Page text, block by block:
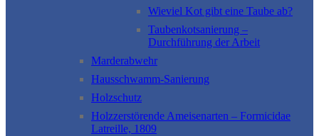
Wieviel Kot gibt eine Taube ab?
Taubenkotsanierung –
Durchführung der Arbeit
Marderabwehr
Hausschwamm-Sanierung
Holzschutz
Holzzerstörende Ameisenarten – Formicidae
Latreille, 1809